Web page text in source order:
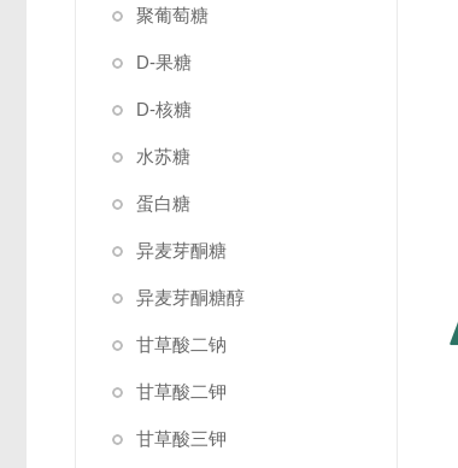
聚葡萄糖
D-果糖
D-核糖
水苏糖
蛋白糖
异麦芽酮糖
异麦芽酮糖醇
甘草酸二钠
甘草酸二钾
甘草酸三钾